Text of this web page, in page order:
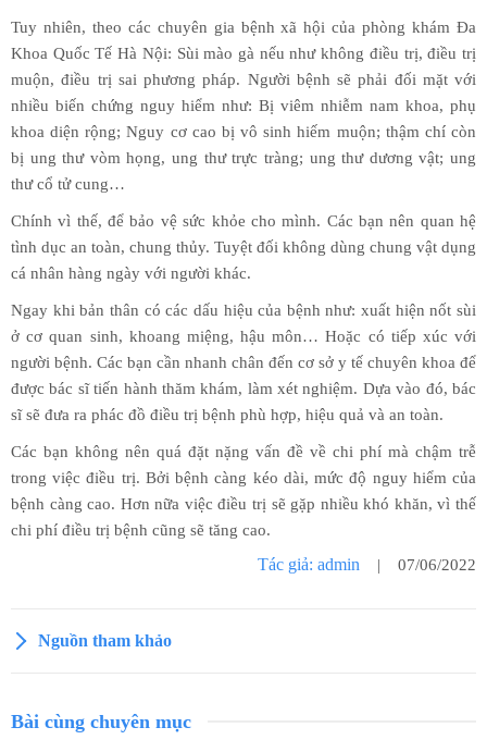
Tuy nhiên, theo các chuyên gia bệnh xã hội của phòng khám Đa
Khoa Quốc Tế Hà Nội: Sùi mào gà nếu như không điều trị, điều trị
muộn, điều trị sai phương pháp. Người bệnh sẽ phải đối mặt với
nhiều biến chứng nguy hiểm như: Bị viêm nhiễm nam khoa, phụ
khoa diện rộng; Nguy cơ cao bị vô sinh hiếm muộn; thậm chí còn
bị ung thư vòm họng, ung thư trực tràng; ung thư dương vật; ung
thư cổ tử cung…
Chính vì thế, để bảo vệ sức khỏe cho mình. Các bạn nên quan hệ
tình dục an toàn, chung thủy. Tuyệt đối không dùng chung vật dụng
cá nhân hàng ngày với người khác.
Ngay khi bản thân có các dấu hiệu của bệnh như: xuất hiện nốt sùi
ở cơ quan sinh, khoang miệng, hậu môn… Hoặc có tiếp xúc với
người bệnh. Các bạn cần nhanh chân đến cơ sở y tế chuyên khoa để
được bác sĩ tiến hành thăm khám, làm xét nghiệm. Dựa vào đó, bác
sĩ sẽ đưa ra phác đồ điều trị bệnh phù hợp, hiệu quả và an toàn.
Các bạn không nên quá đặt nặng vấn đề về chi phí mà chậm trễ
trong việc điều trị. Bởi bệnh càng kéo dài, mức độ nguy hiểm của
bệnh càng cao. Hơn nữa việc điều trị sẽ gặp nhiều khó khăn, vì thế
chi phí điều trị bệnh cũng sẽ tăng cao.
Tác giả: admin | 07/06/2022
Nguồn tham khảo
Bài cùng chuyên mục